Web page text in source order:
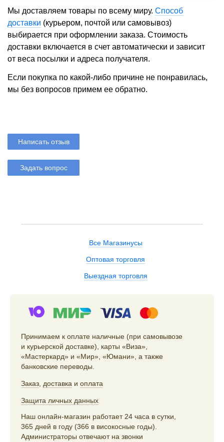
Мы доставляем товары по всему миру. Способ
доставки (курьером, почтой или самовывоз)
выбирается при оформлении заказа. Стоимость
доставки включается в счет автоматически и зависит
от веса посылки и адреса получателя.
Если покупка по какой-либо причине не понравилась,
мы без вопросов примем ее обратно.
Написать отзыв
Задать вопрос
Все Магазинусы
Оптовая торговля
Выездная торговля
Принимаем к оплате наличные (при самовывозе
и курьерской доставке), карты «Виза»,
«Мастеркард» и «Мир», «Юмани», а также
банковские переводы.
Заказ доставка и оплата
Защита личных данных
Наш онлайн-магазин работает 24 часа в сутки,
365 дней в году (366 в високосные годы).
Администраторы отвечают на звонки